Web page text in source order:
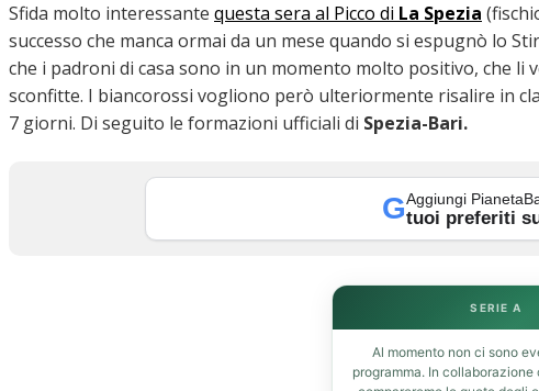
Sfida molto interessante questa sera al Picco di La Spezia
successo che manca ormai da un mese quando si espugnò lo
che i padroni di casa sono in un momento molto positivo, che li
sconfitte. I biancorossi vogliono però ulteriormente risalire in
7 giorni. Di seguito le formazioni ufficiali di Spezia-Bari.
GAggiungi
tuoi preferiti
SERIE A
Al momento non ci sono
programma. In collaborazione